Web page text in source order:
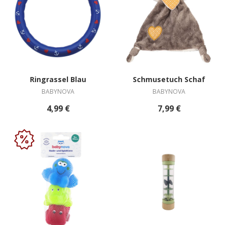
Ringrassel Blau
BABYNOVA
4,99 €
Schmusetuch Schaf
BABYNOVA
7,99 €